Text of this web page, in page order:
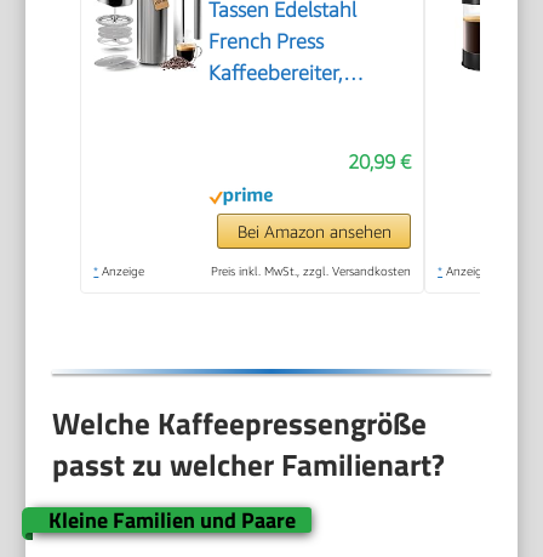
Tassen Edelstahl
French Press
Kaffeebereiter,
Filtrationssystem –
Doppelwandig
Isolierte Kaffettiere
mit 1 Extra Filter –
20,99 €
Bei Amazon ansehen
* Anzeige Preis inkl. MwSt., zzgl. Versandkosten * Anzeige
Welche Kaffeepressengröße
passt zu welcher Familienart?
Kleine Familien und Paare